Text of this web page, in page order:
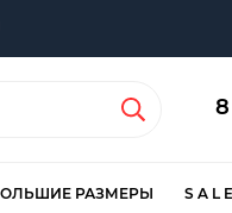
РАЗМЕРЫ S A L E